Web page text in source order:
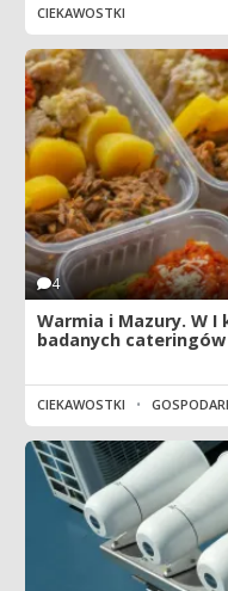
CIEKAWOSTKI
4
Warmia i Mazury. W I
badanych
CIEKAWOSTKI •